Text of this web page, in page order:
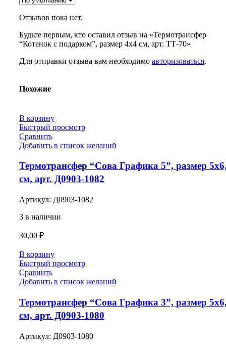
Отзывов пока нет.
Будьте первым, кто оставил отзыв на «Термотрансфер
“Котенок с подарком”, размер 4х4 см, арт. ТТ-70»
Для отправки отзыва вам необходимо авторизоваться.
Похожие
В корзину
Быстрый просмотр
Сравнить
Добавить в список желаний
Термотрансфер “Сова Графика 5”, размер
см, арт. Д0903-1082
Артикул: Д0903-1082
3 в наличии
30,00 ₽
В корзину
Быстрый просмотр
Сравнить
Добавить в список желаний
Термотрансфер “Сова Графика 3”, размер
см, арт. Д0903-1080
Артикул: Д0903-1080